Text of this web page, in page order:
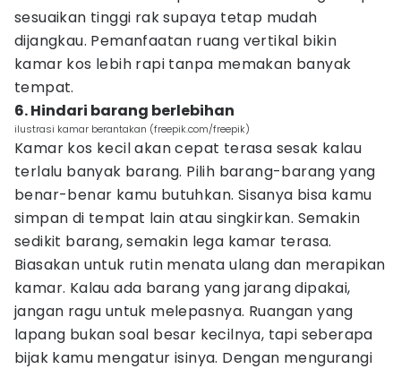
sesuaikan tinggi rak supaya tetap mudah
dijangkau. Pemanfaatan ruang vertikal bikin
kamar kos lebih rapi tanpa memakan banyak
tempat.
6. Hindari barang berlebihan
ilustrasi kamar berantakan (freepik.com/freepik)
Kamar kos kecil akan cepat terasa sesak kalau
terlalu banyak barang. Pilih barang-barang yang
benar-benar kamu butuhkan. Sisanya bisa kamu
simpan di tempat lain atau singkirkan. Semakin
sedikit barang, semakin lega kamar terasa.
Biasakan untuk rutin menata ulang dan merapikan
kamar. Kalau ada barang yang jarang dipakai,
jangan ragu untuk melepasnya. Ruangan yang
lapang bukan soal besar kecilnya, tapi seberapa
bijak kamu mengatur isinya. Dengan mengurangi